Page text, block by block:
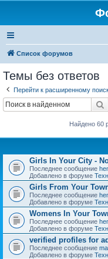
Список форумов
Темы без ответов
Перейти к расширенному
Найдено 60
Girls In Your City -
Последнее сообщение
Добавлено в форуме
Girls From Your
Последнее сообщение
Добавлено в форуме
Womens In Your
Последнее сообщение
Добавлено в форуме
verified profiles for
Последнее сообщение
Добавлено в форуме